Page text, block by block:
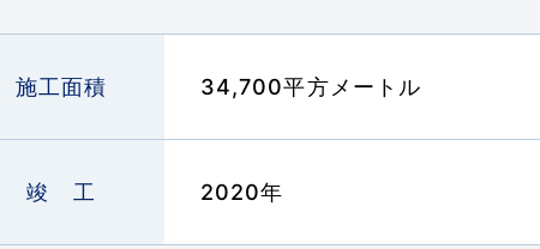
施工面積 34,700平方メートル
竣 工 2020年